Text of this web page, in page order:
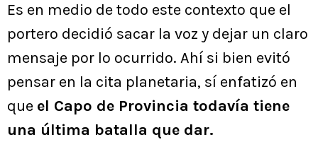
Es en medio de todo este contexto que el
portero decidió sacar la voz y dejar un claro
mensaje por lo ocurrido. Ahí si bien evitó
pensar en la cita planetaria, sí enfatizó en
que el Capo de Provincia todavía tiene
una última batalla que dar.